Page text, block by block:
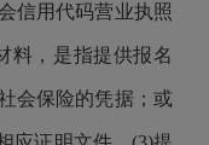
信用代码营业执照
料，是指提供报名
会保险的凭据；或